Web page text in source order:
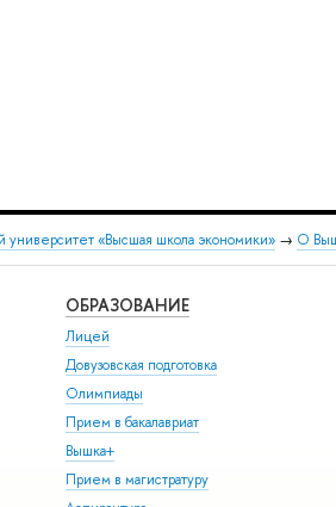
университет «Высшая школа экономики» → О
ОБРАЗОВАНИЕ
Лицей
Довузовская подготовка
Олимпиады
Прием в бакалавриат
Вышка+
Прием в магистратуру